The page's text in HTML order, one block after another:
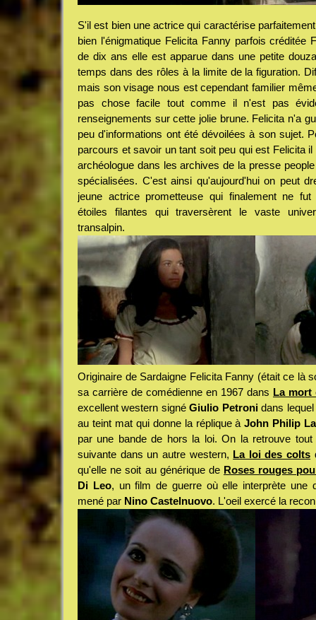
S'il est bien une actrice qui caractérise
bien l'énigmatique Felicita Fanny parfois créditée
de dix ans elle est apparue dans une petite
temps dans des rôles à la limite de la figuration.
mais son visage nous est cependant familier
pas chose facile tout comme il n'est pas
renseignements sur cette jolie brune. Felicita n'a
peu d'informations ont été dévoilées à son sujet.
parcours et savoir un tant soit peu qui est Felicita
archéologue dans les archives de la presse
spécialisées. C'est ainsi qu'aujourd'hui on peut
jeune actrice prometteuse qui finalement ne
étoiles filantes qui traversèrent le vaste
transalpin.
Originaire de Sardaigne Felicita Fanny (était ce là
sa carrière de comédienne en 1967 dans La mort
excellent western signéGiulio Petronidans lequel
au teint mat qui donne la réplique àJohn Philip
par une bande de hors la loi. On la retrouve tout
suivante dans un autre western, La loi des colts
qu'elle ne soit au générique de Roses rouges
Di Leo, un film de guerre où elle interprète une
mené par Nino Castelnuovo. L'oeil exercé la